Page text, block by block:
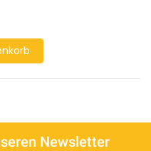
Newsletter